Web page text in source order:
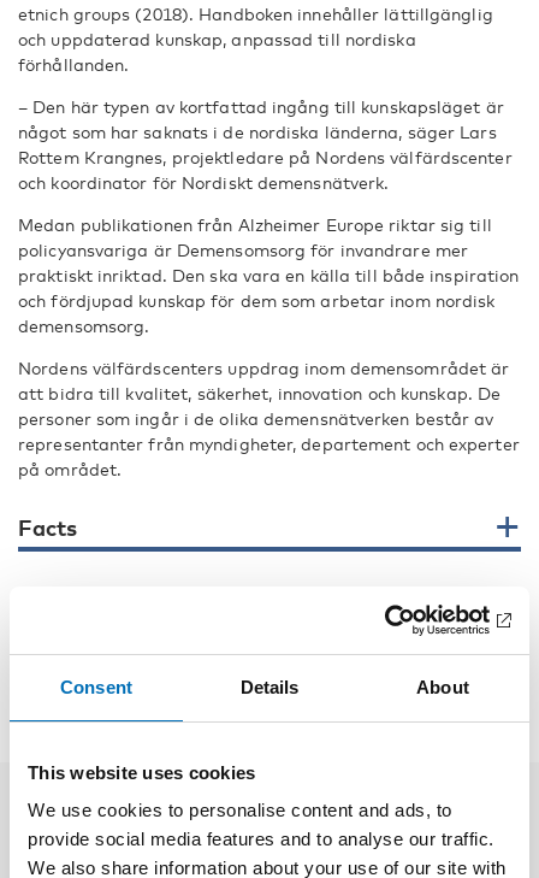
Consent Details About
This website uses cookies
We use cookies to personalise content and ads, to
provide social media features and to analyse our traffic.
We also share information about your use of our site with
etnich groups (2018). Handboken innehåller lättillgänglig
och uppdaterad kunskap, anpassad till nordiska
förhållanden.
– Den här typen av kortfattad ingång till kunskapsläget är
något som har saknats i de nordiska länderna, säger Lars
Rottem Krangnes, projektledare på Nordens välfärdscenter
och koordinator för Nordiskt demensnätverk.
Medan publikationen från Alzheimer Europe riktar sig till
policyansvariga är Demensomsorg för invandrare mer
praktiskt inriktad. Den ska vara en källa till både inspiration
och fördjupad kunskap för dem som arbetar inom nordisk
demensomsorg.
Nordens välfärdscenters uppdrag inom demensområdet är
att bidra till kvalitet, säkerhet, innovation och kunskap. De
personer som ingår i de olika demensnätverken består av
representanter från myndigheter, departement och experter
på området.
Facts
Related news